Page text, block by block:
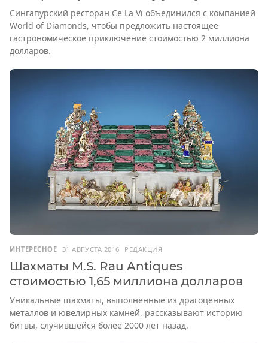
Сингапурский ресторан Ce La Vi объединился с компанией
World of Diamonds, чтобы предложить настоящее
гастрономическое приключение стоимостью 2 миллиона
долларов.
ИНТЕРЕСНОЕ 31 АВГУСТА 2016 РЕДАКЦИЯ
Шахматы M.S. Rau Antiques
стоимостью 1,65 миллиона долларов
Уникальные шахматы, выполненные из драгоценных
металлов и ювелирных камней, рассказывают историю
битвы, случившейся более 2000 лет назад.